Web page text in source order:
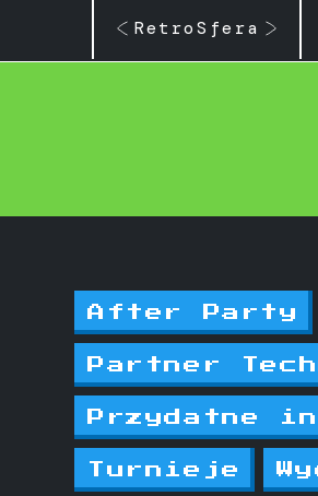
RetroSfera
After Party
Partner
Przydatne
Turnieje